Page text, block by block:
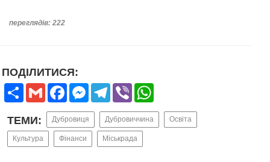
переглядів: 222
ПОДІЛИТИСЯ:
Share Gmail FacebookMessengerTelegram
Viber
ТЕМИ: Дубровиця Дубровиччина Освіта
Культура Фінанси Міськрада